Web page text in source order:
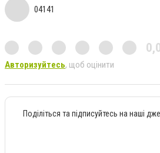
04141
Авторизуйтесь, щоб оцінити
Поділіться та підписуйтесь на наші